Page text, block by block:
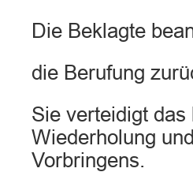
Die Beklagte
die Berufung
Sie verteidigt
Wiederholung
Vorbringens.